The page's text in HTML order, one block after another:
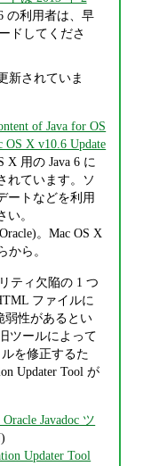
の利用者は、早
ドしてくださ
新されていま
of Java for OS
OS X v10.6 Update
X 用の Java 6 に
れています。ソ
ートなどを利用
い。
。Mac OS X
から。
ティ欠陥の 1 つ
ファイルに
弱性があるとい
ツールによって
を修正するた
Updater Tool が
Javadoc ツ
Updater Tool